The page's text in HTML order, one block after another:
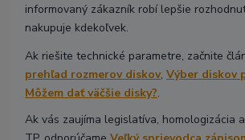
informovaný zákazník robí lepšie
nakupuje kdekoľvek.
Ak riešite technické parametre, začnite
prehľad rozmerov diskov,Výber diskov
Môžem dať väčšie disky?.
Ak vás zaujíma legislatíva, homologizácia